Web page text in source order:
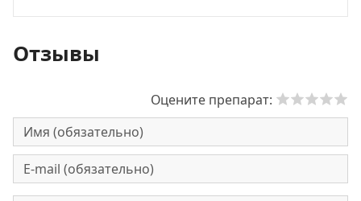
Отзывы
Оцените препарат: